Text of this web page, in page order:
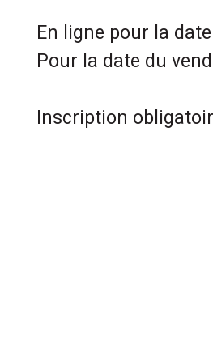
En ligne pour la
Pour la date du
Inscription